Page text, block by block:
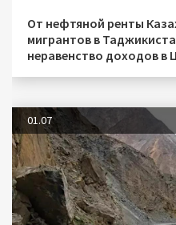
От нефтяной ренты
мигрантов в
неравенство доходов в
01.07